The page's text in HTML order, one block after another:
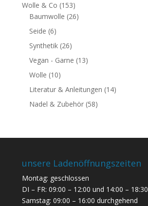
Wolle & Co (153)
Baumwolle (26)
Seide (6)
Synthetik (26)
Vegan - Garne (13)
Wolle (10)
Literatur & Anleitungen (14)
Nadel & Zubehör (58)
unsere Ladenöffnungszeiten
Montag: geschlossen
DI – FR: 09:00 – 12:00 und 14:00 – 18:30
Samstag: 09:00 – 16:00 durchgehend